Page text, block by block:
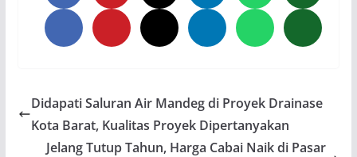
Didapati Saluran Air Mandeg di Proyek Drainase
Kota Barat, Kualitas Proyek Dipertanyakan
Jelang Tutup Tahun, Harga Cabai Naik di Pasar